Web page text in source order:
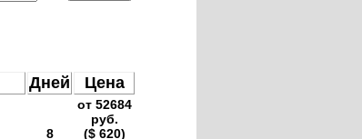
Дней Цена
8
от 52684
руб.
($ 620)